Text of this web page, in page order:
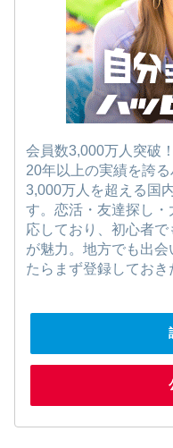
会員数3,000万人突破
20年以上の実績を誇
3,000万人を超える国
す。恋活・友達探し
応しており、初心者
が魅力。地方でも出
たらまず登録しておき